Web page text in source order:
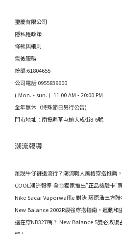
璽慶有限公司
隱私權政策
條款與細則
售後服務
統編:61804655
公司電話:0955839600
( Mon. - sun. ) 11:00 AM - 20:00 PM
全年無休（特殊節日另行公告)
門市地址：南投縣草屯鎮大成街8-6號
潮流報導
誰說牛仔褲退流行？潮流職人風格穿搭推薦
COOL潮流報導-全台獨家推出"正品檢驗卡"
Nike Sacai Vaporwaffle 對決 藤原浩三方聯
New Balance 2002R最強穿搭指南，運動和
還在穿NB327嗎？ New Balance 5雙必敗復